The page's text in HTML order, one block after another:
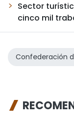
Sector
cinco mil
Confederación